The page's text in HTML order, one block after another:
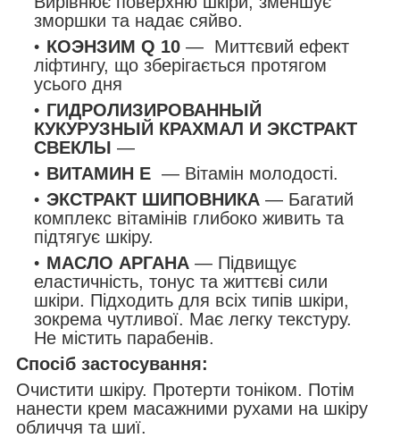
зморшки та надає сяйво.
КОЭНЗИМ Q 10 — Миттєвий ефект
ліфтингу, що зберігається протягом
усього дня
ГИДРОЛИЗИРОВАННЫЙ
КУКУРУЗНЫЙ КРАХМАЛ И ЭКСТРАКТ
СВЕКЛЫ —
ВИТАМИН Е — Вітамін молодості.
ЭКСТРАКТ ШИПОВНИКА — Багатий
комплекс вітамінів глибоко живить та
підтягує шкіру.
МАСЛО АРГАНА — Підвищує
еластичність, тонус та життєві сили
шкіри. Підходить для всіх типів шкіри,
зокрема чутливої. Має легку текстуру.
Не містить парабенів.
Спосіб застосування:
Очистити шкіру. Протерти тоніком. Потім
нанести крем масажними рухами на шкіру
обличчя та шиї.